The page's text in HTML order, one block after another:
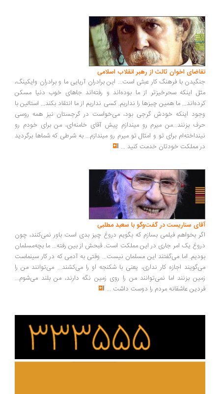
اخوان ثالث از رهبر انقلاب اسلامی
با فرهنگ کار عبثی است... این برادران آریایی ما و برادران وایکینگ،
اینکه سحرخیزتر از ما بوده‌اند و رفته‌اند جاهای خوب دنیا مسکن
ما همین چیزها را نداریم. کسی نداریم از ما انتقاد بکند... استالین با
اینکه خودش گرجی بود، می‌خواست در گرجستان نیز همه روسی
بزنند...من میرم رو میندازم پیش آقای خامنه‌ای، من برای خودم رو
برای تو و امثال تو میرم رو میندازم... به شرطی که شماها برگردید
مملکت خودتان خدمت کنید...
سناریست در گفت‌وگو با سعید مطلبی
بخواهم فیلمی بسازم که بگویم دروغ چیز بدی است باور نمی‌کنند، چون
یک امر جاری در این مملکت است. قبحش از بین رفته... ما بچه‌مسلمان
اما می‌گفتند این مسلمان نیست... وقتی به آدمی که در کار سینماست
اجازه کار نداری، یعنی با شکنجه او را می‌کشند... می‌توانند من را
بزنند اما نمی‌توانند من را روی زمین نگه دارند، من بلند می‌شوم...
عاشقانه مردم را دوست داشت ...